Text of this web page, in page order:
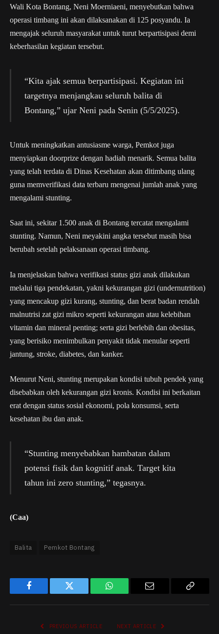
Wali Kota Bontang, Neni Moerniaeni, menyebutkan bahwa
operasi timbang ini akan dilaksanakan di 125 posyandu. Ia
mengajak seluruh masyarakat untuk turut berpartisipasi demi
keberhasilan kegiatan tersebut.
“Kita ajak semua berpartisipasi. Kegiatan ini
targetnya menjangkau seluruh balita di
Bontang,” ujar Neni pada Senin (5/5/2025).
Untuk meningkatkan antusiasme warga, Pemkot juga
menyiapkan doorprize dengan hadiah menarik. Semua balita
yang telah terdata di Dinas Kesehatan akan ditimbang ulang
guna memverifikasi data terbaru mengenai jumlah anak yang
mengalami stunting.
Saat ini, sekitar 1.500 anak di Bontang tercatat mengalami
stunting. Namun, Neni meyakini angka tersebut masih bisa
berubah setelah pelaksanaan operasi timbang.
Ia menjelaskan bahwa verifikasi status gizi anak dilakukan
melalui tiga pendekatan, yakni kekurangan gizi (undernutrition)
yang mencakup gizi kurang, stunting, dan berat badan rendah
malnutrisi zat gizi mikro seperti kekurangan atau kelebihan
vitamin dan mineral penting; serta gizi berlebih dan obesitas,
yang berisiko menimbulkan penyakit tidak menular seperti
jantung, stroke, diabetes, dan kanker.
Menurut Neni, stunting merupakan kondisi tubuh pendek yang
disebabkan oleh kekurangan gizi kronis. Kondisi ini berkaitan
erat dengan status sosial ekonomi, pola konsumsi, serta
kesehatan ibu dan anak.
“Stunting menyebabkan hambatan dalam
potensi fisik dan kognitif anak. Target kita
tahun ini zero stunting,” tegasnya.
(Caa)
Balita Pemkot Bontang
Facebook Twitter WhatsApp
PREVIOUS ARTICLE NEXT ARTICLE